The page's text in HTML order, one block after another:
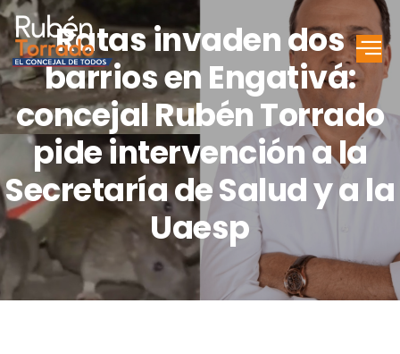
Ratas invaden dos
barrios en Engativá:
concejal Rubén Torrado
pide intervención a la
Secretaría de Salud y a la
Uaesp